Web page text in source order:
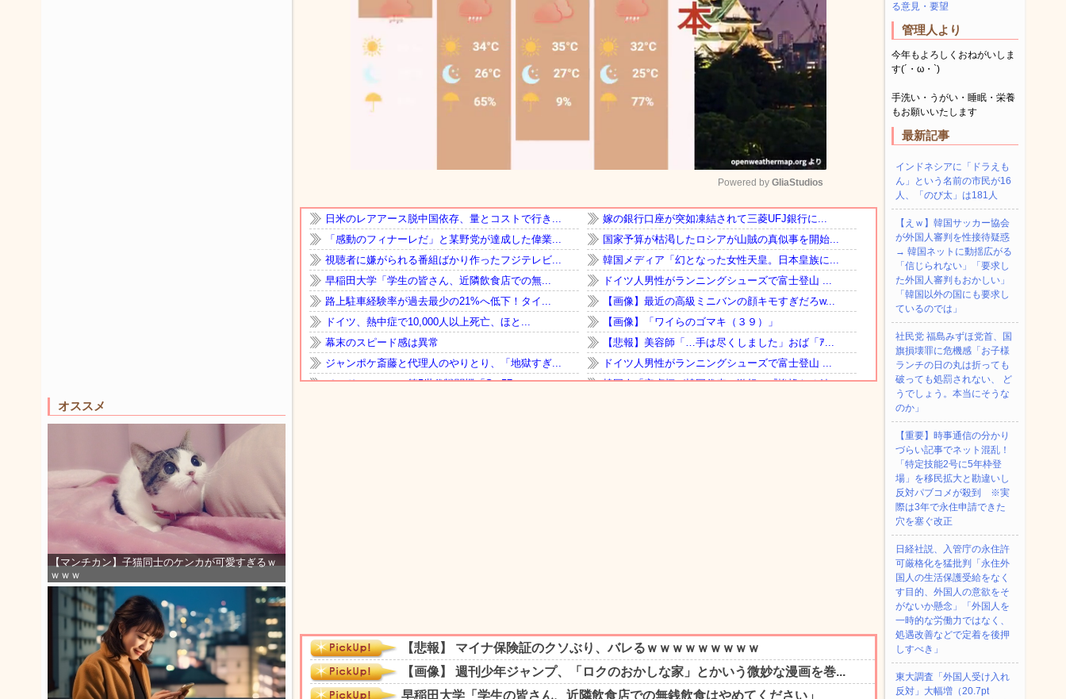
オススメ
【マンチカン】子猫同士のケンカが可愛すぎるｗ
ｗｗｗ
Mute
Powered by GliaStudios
る意見・要望
管理人より
今年もよろしくおねがいしま
す(´・ω・`)
手洗い・うがい・睡眠・栄養
もお願いいたします
最新記事
インドネシアに「ドラえも
ん」という名前の市民が16
人、「のび太」は181人
【えｗ】韓国サッカー協会
が外国人審判を性接待疑惑
→ 韓国ネットに動揺広がる
「信じられない」「要求し
た外国人審判もおかしい」
「韓国以外の国にも要求し
ているのでは」
社民党 福島みずほ党首、国
旗損壊罪に危機感「お子様
ランチの日の丸は折っても
破っても処罰されない、 ど
うでしょう。本当にそうな
のか」
【重要】時事通信の分かり
づらい記事でネット混乱！
「特定技能2号に5年枠登
場」を移民拡大と勘違いし
反対パブコメが殺到 ※実
際は3年で永住申請できた
穴を塞ぐ改正
日経社説、入管庁の永住許
可厳格化を猛批判「永住外
国人の生活保護受給をなく
す目的、外国人の意欲をそ
がないか懸念」「外国人を
一時的な労働力ではなく、
処遇改善などで定着を後押
しすべき」
東大調査「外国人受け入れ
反対」大幅増（20.7pt